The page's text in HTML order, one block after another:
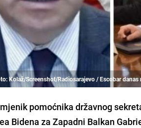
Kolaž/Screenshot/Radiosarajevo / Escobar
pomoćnika državnog
Bidena zaZapadni Balkan